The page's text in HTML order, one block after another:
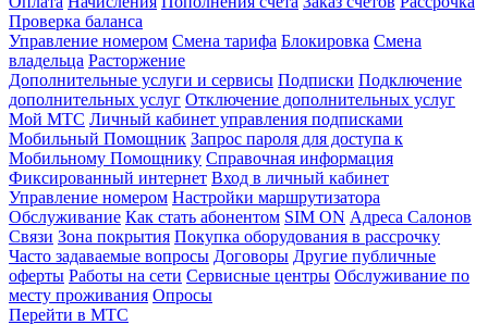
Проверка баланса
Управление номером Смена тарифа Блокировка Смена
владельца Расторжение
Дополнительные услуги и сервисы Подписки Подключение
дополнительных услуг Отключение дополнительных услуг
Мой МТС Личный кабинет управления подписками
Мобильный Помощник Запрос пароля для доступа к
Мобильному Помощнику Справочная информация
Фиксированный интернет Вход в личный кабинет
Управление номером Настройки маршрутизатора
Обслуживание Как стать абонентом SIM ON Адреса Салонов
Связи Зона покрытия Покупка оборудования в рассрочку
Часто задаваемые вопросы Договоры Другие публичные
оферты Работы на сети Сервисные центры Обслуживание по
месту проживания Опросы
Перейти в МТС